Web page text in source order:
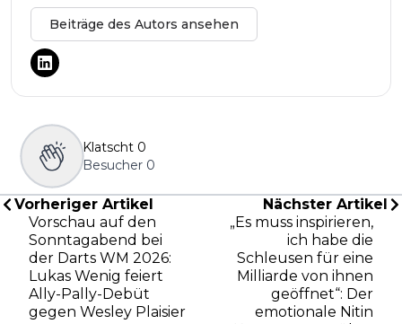
Beiträge des Autors ansehen
Klatscht 0
Besucher 0
Vorheriger Artikel
Vorschau auf den
Sonntagabend bei
der Darts WM 2026:
Lukas Wenig feiert
Ally-Pally-Debüt
gegen Wesley Plaisier
Nächster Artikel
„Es muss inspirieren,
ich habe die
Schleusen für eine
Milliarde von ihnen
geöffnet“: Der
emotionale Nitin